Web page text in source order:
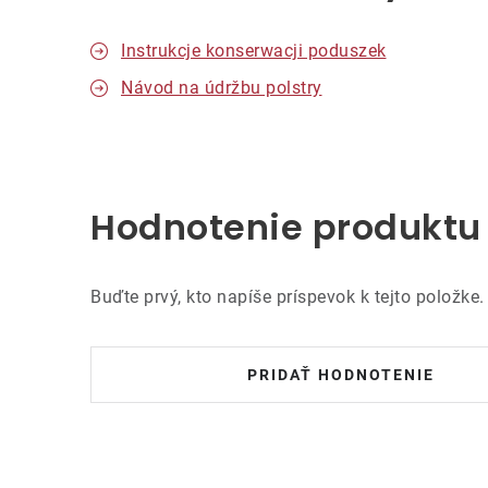
Instrukcje konserwacji poduszek
Návod na údržbu polstry
Hodnotenie
Buďte prvý, kto napíše príspevok k tejto položke.
PRIDAŤ HODNOTENIE